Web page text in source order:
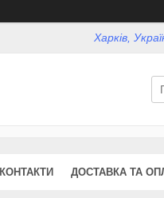
Харків,
КОНТАКТИ ДОСТАВКА ТА